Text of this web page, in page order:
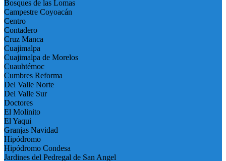
Bosques de las Lomas
Campestre Coyoacán
Centro
Contadero
Cruz Manca
Cuajimalpa
Cuajimalpa de Morelos
Cuauhtémoc
Cumbres Reforma
Del Valle Norte
Del Valle Sur
Doctores
El Molinito
El Yaqui
Granjas Navidad
Hipódromo
Hipódromo Condesa
Jardines del Pedregal de San Angel